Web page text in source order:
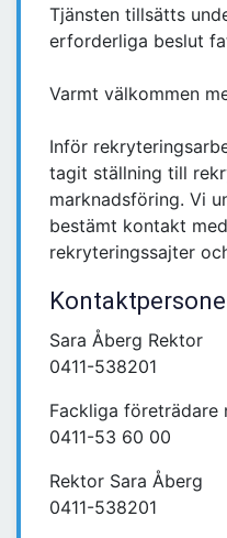
Tjänsten tillsätts
erforderliga beslut
Varmt välkommen
Inför
tagit ställning till
marknadsföring. Vi
bestämt kontakt
rekryteringssajter
Sara Åberg Rektor
0411-538201
Fackliga företrädare
0411-53 60 00
Rektor Sara Åberg
0411-538201